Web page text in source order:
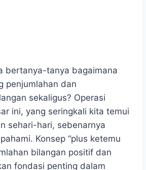
bertanya-tanya bagaimana
penjumlahan dan
sekaligus? Operasi
ini, yang seringkali kita temui
sehari-hari, sebenarnya
Konsep “plus ketemu
bilangan positif dan
fondasi penting dalam